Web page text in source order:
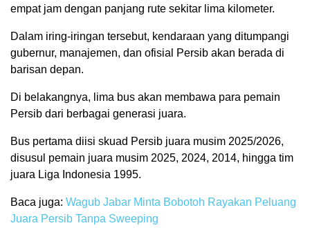
empat jam dengan panjang rute sekitar lima kilometer.
Dalam iring-iringan tersebut, kendaraan yang ditumpangi
gubernur, manajemen, dan ofisial Persib akan berada di
barisan depan.
Di belakangnya, lima bus akan membawa para pemain
Persib dari berbagai generasi juara.
Bus pertama diisi skuad Persib juara musim 2025/2026,
disusul pemain juara musim 2025, 2024, 2014, hingga tim
juara Liga Indonesia 1995.
Baca juga: Wagub Jabar Minta Bobotoh Rayakan Peluang
Juara Persib Tanpa Sweeping